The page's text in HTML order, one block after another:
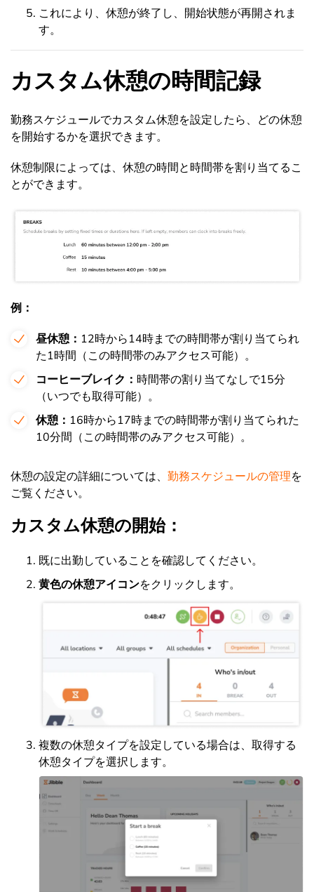
これにより、休憩が終了し、開始状態が再開されま
す。
カスタム休憩の時間記録
勤務スケジュールでカスタム休憩を設定したら、どの休憩
を開始するかを選択できます。
休憩制限によっては、休憩の時間と時間帯を割り当てるこ
とができます。
例：
昼休憩： 12時から14時までの時間帯が割り当てられ
た1時間（この時間帯のみアクセス可能）。
コーヒーブレイク： 時間帯の割り当てなしで15分
（いつでも取得可能）。
休憩： 16時から17時までの時間帯が割り当てられた
10分間（この時間帯のみアクセス可能）。
休憩の設定の詳細については、 勤務スケジュールの管理を
ご覧ください。
カスタム休憩の開始：
既に出勤していることを確認してください。
黄色の休憩アイコンをクリックします。
複数の休憩タイプを設定している場合は、取得する
休憩タイプを選択します。